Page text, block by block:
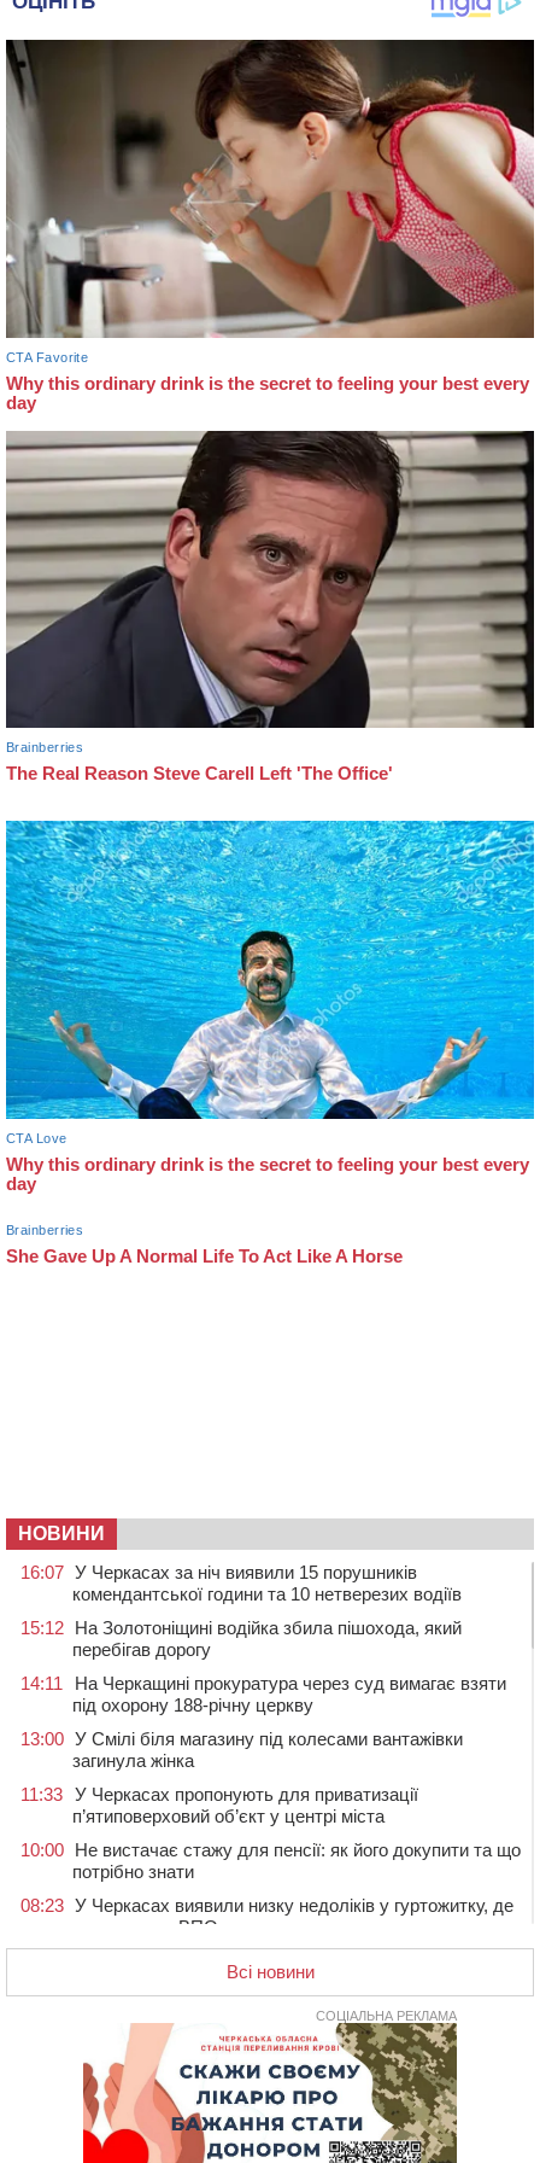
НОВИНИ
16:07 У Черкасах за ніч виявили 15 порушників
комендантської години та 10 нетверезих водіїв
15:12 На Золотоніщині водійка збила пішохода, який
перебігав дорогу
14:11
На Черкащині прокуратура через суд вимагає взяти
під охорону 188-річну церкву
13:00 У Смілі біля магазину під колесами вантажівки
загинула жінка
11:33 У Черкасах пропонують для приватизації
п’ятиповерховий об’єкт у центрі міста
10:00 Не вистачає стажу для пенсії: як його докупити та що
потрібно знати
08:23 У Черкасах виявили низку недоліків у гуртожитку, де
проживають ВПО
07 СЕРПНЯ 2026, П'ЯТНИЦЯ
20:55
На Черкащині врятували рідкісного чорного грифа
Черкаси виділять близько 20 млн грн на роботу
ліцею “Перспектива” до кінця року
На Уманщині суд припинив право оренди земельних
ділянок, незаконно переданих іноземцем
Всі новини
СОЦІАЛЬНА РЕКЛАМА